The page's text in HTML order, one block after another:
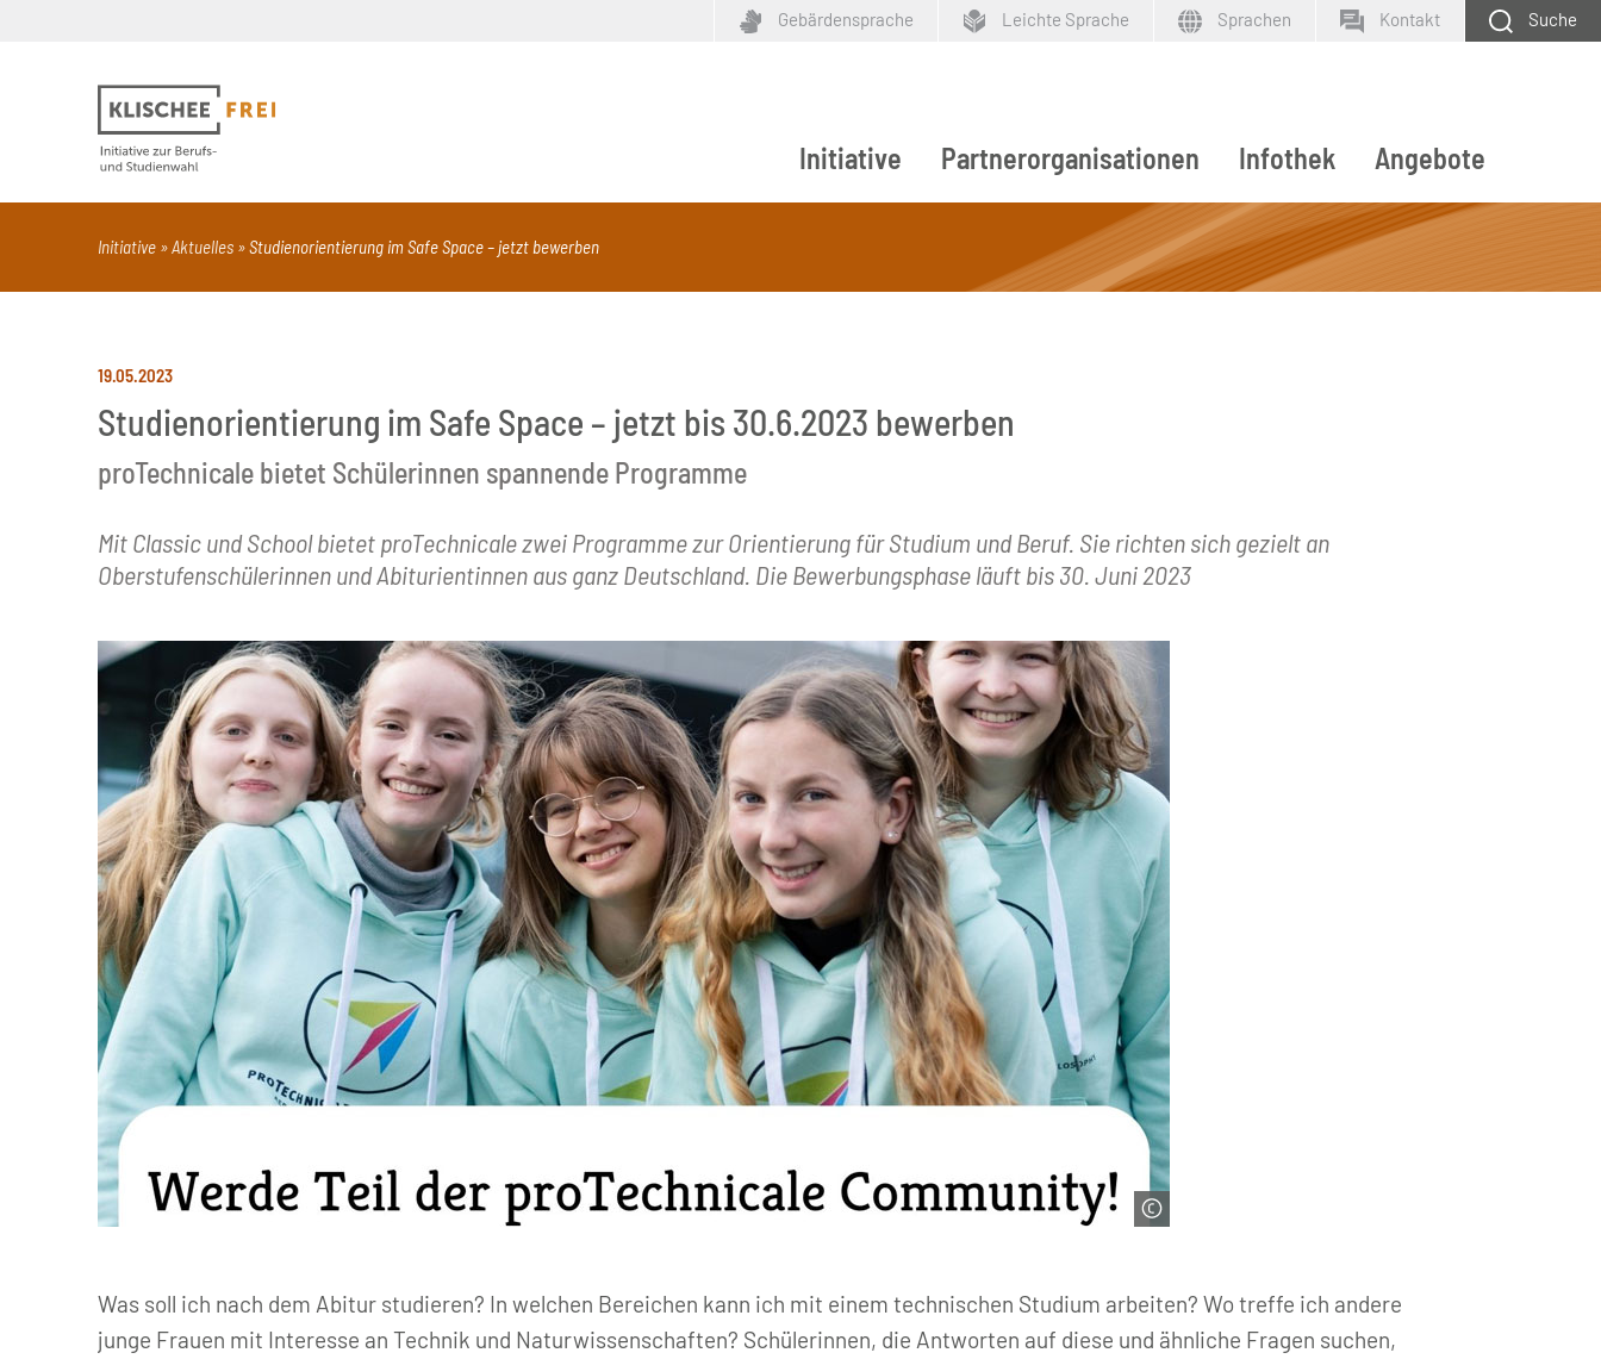
Gebärdensprache Leichte Sprache Sprachen Kontakt Suche
Suchbegriff
SUCHEN
Initiative Partnerorganisationen Infothek Angebote
Initiative Aktuelles Studienorientierung im Safe Space – jetzt bewerben
19.05.2023
Studienorientierung im Safe Space – jetzt bis 30.6.2023 bewerben
proTechnicale bietet Schülerinnen spannende Programme
Mit Classic und School bietet proTechnicale zwei Programme zur Orientierung für Studium und Beruf. Sie richten sich gezielt an
Oberstufenschülerinnen und Abiturientinnen aus ganz Deutschland. Die Bewerbungsphase läuft bis 30. Juni 2023
Was soll ich nach dem Abitur studieren? In welchen Bereichen kann ich mit einem technischen Studium arbeiten? Wo treffe ich andere
junge Frauen mit Interesse an Technik und Naturwissenschaften? Schülerinnen, die Antworten auf diese und ähnliche Fragen suchen,